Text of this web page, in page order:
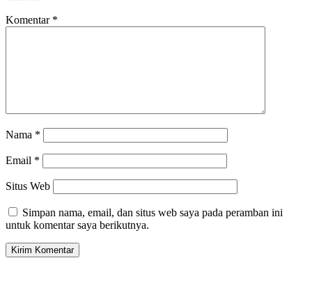
Komentar *
Nama *
Email *
Situs Web
Simpan nama, email, dan situs web saya pada peramban ini
untuk komentar saya berikutnya.